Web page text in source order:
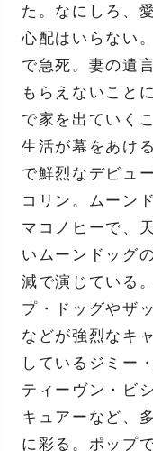
た。なにしろ、
心配はいらない
で急死。妻の遺
もらえないこと
で家を出ていく
生活が幕をあけ
で鮮烈なデビュ
コリン。ムーン
マコノヒーで、
いムーンドッグ
減で演じている
プ・ドッグやザ
などが強烈なキ
しているジミー
ティーヴン・ビ
キュアーなど、
に彩る。ポップ